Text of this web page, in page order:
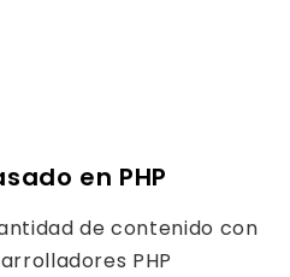
en PHP
de contenido con
PHP